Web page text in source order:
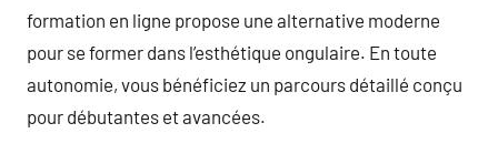
formation en ligne propose une alternative moderne
pour se former dans l’esthétique ongulaire. En toute
autonomie, vous bénéficiez un parcours détaillé conçu
pour débutantes et avancées.